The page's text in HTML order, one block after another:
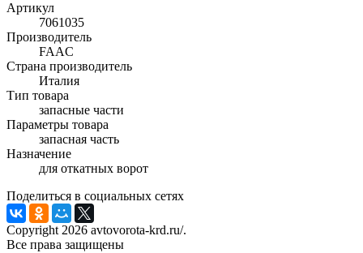
Артикул
7061035
Производитель
FAAC
Страна производитель
Италия
Тип товара
запасные части
Параметры товара
запасная часть
Назначение
для откатных ворот
Поделиться в социальных сетях
Copyright 2026 avtovorota-krd.ru/.
Все права защищены